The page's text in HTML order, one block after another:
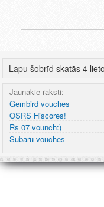
Lapu šobrīd skatās 4
Jaunākie raksti:
Gembird vouches
OSRS Hiscores!
Rs 07 vounch:)
Subaru vouches